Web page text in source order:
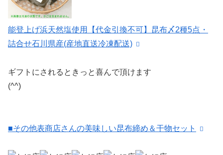
能登上げ浜天然塩使用【代金引換不可】昆布〆2種5点・
詰合せ石川県産(産地直送冷凍配送)
ギフトにされるときっと喜んで頂けます
(^^)
■その他表商店さんの美味しい昆布締め＆干物セット